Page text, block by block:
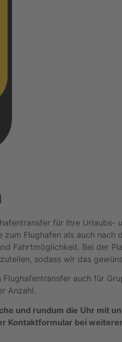
für Ihre
zum Flughafen als auch
Fahrtmöglichkeit. Bei der
sodass wir das
auch für
Anzahl.
und rundum die Uhr mit
Kontaktformular bei